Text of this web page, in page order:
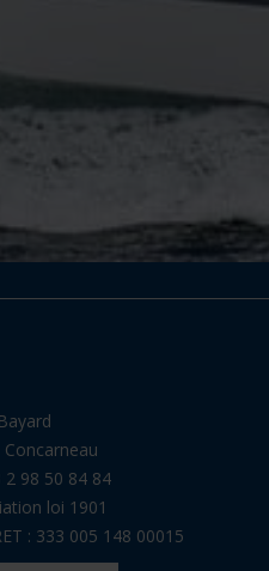
Concarneau
2 98 50 84 84
loi 1901
: 333 005 148 00015